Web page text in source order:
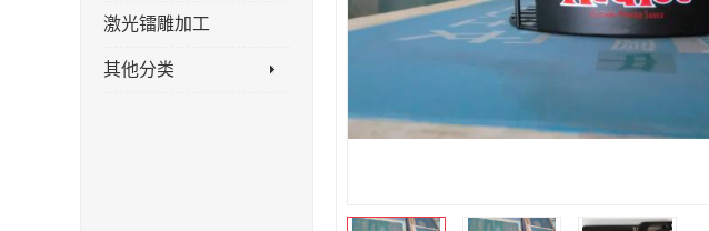
激光镭雕加工
其他分类